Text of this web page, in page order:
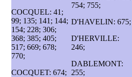
COCQUEL: 41;
99; 135; 141; 144;
154; 228; 306;
368; 385; 405;
517; 669; 678;
770;
COCQUET: 674;
754; 755;
D'HAVELIN: 675;
D'HERVILLE:
246;
DABLEMONT:
255;